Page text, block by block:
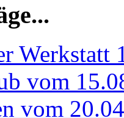
Werkstatt
vom
vom